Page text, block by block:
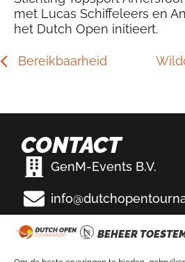
BEHEER
met Lucas Schiffeleers en
het Dutch Open initieert.
Bereikbaarheid
CONTACT
GenM-Events B.V.
Eemslag Tennis &
Bikkersweg 100
3752 WV